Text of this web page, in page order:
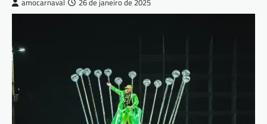
amocarnaval 26 de janeiro de 2025